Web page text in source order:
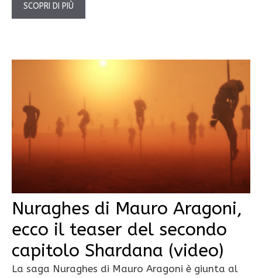
SCOPRI DI PIÙ
Nuraghes di Mauro Aragoni,
ecco il teaser del secondo
capitolo Shardana (video)
La saga Nuraghes di Mauro Aragoni è giunta al